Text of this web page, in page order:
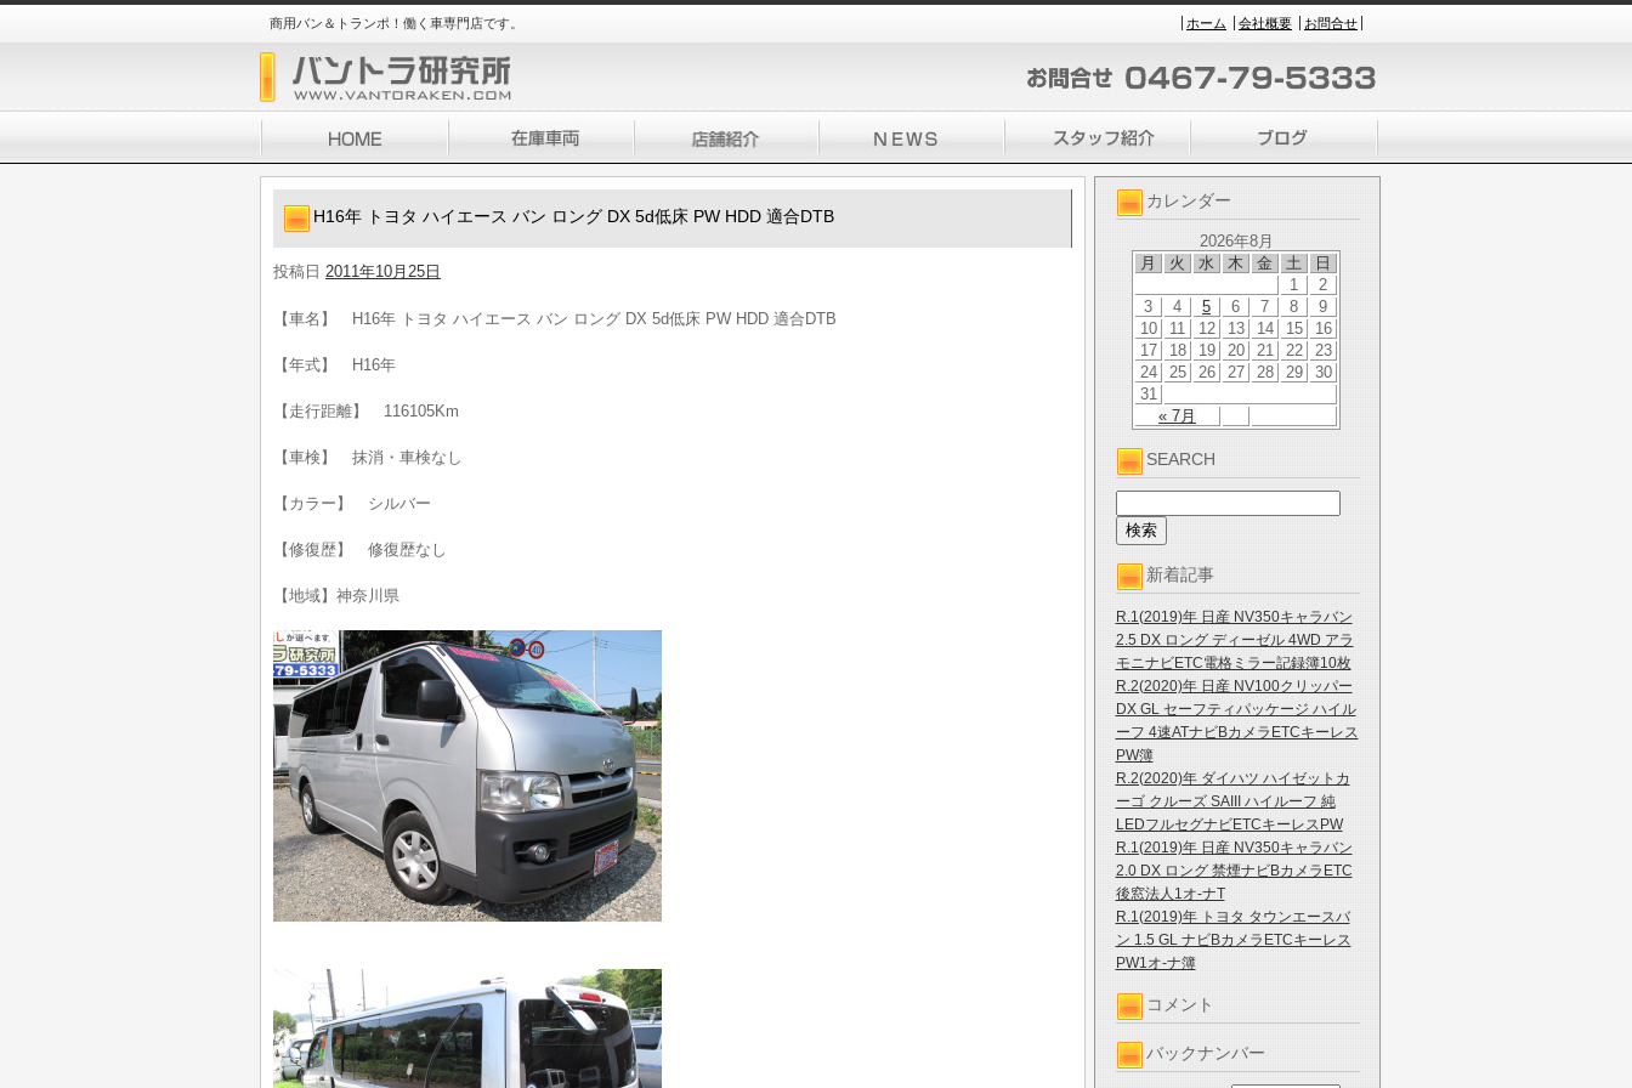
商用バン＆トランポ！働く車専門店です。 ホーム 会社概要 お問合せ
カレンダー
2026年8月
月
火 水 木 金 土 日
« 7月
1
2
3
4 5 6 7 8
9
10
11 12 13 14 15
16
17
18 19 20 21 22
23
24
25 26 27 28 29
30
31
SEARCH
新着記事
R.1(2019)年 日産 NV350キャラバン
2.5 DX ロング ディーゼル 4WD アラ
モニナビETC電格ミラー記録簿10枚
R.2(2020)年 日産 NV100クリッパー
DX GL セーフティパッケージ ハイル
ーフ 4速ATナビBカメラETCキーレス
PW簿
R.2(2020)年 ダイハツ ハイゼットカ
ーゴ クルーズ SAIII ハイルーフ 純
LEDフルセグナビETCキーレスPW
R.1(2019)年 日産 NV350キャラバン
2.0 DX ロング 禁煙ナビBカメラETC
後窓法人1オ-ナT
R.1(2019)年 トヨタ タウンエースバ
ン 1.5 GL ナビBカメラETCキーレス
PW1オ-ナ簿
コメント
バックナンバー
H16年 トヨタ ハイエース バン ロング DX 5d低床 PW HDD 適合DTB
投稿日 2011年10月25日
【車名】 H16年 トヨタ ハイエース バン ロング DX 5d低床 PW HDD 適合DTB
【年式】 H16年
【走行距離】 116105Km
【車検】 抹消・車検なし
【カラー】 シルバー
【修復歴】 修復歴なし
【地域】神奈川県